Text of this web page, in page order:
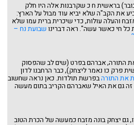
בראשית ח כ שקרבנות אלה היו חלק
את הקב"ה שלא יביא עוד מבול על הארץ:
והעלה עולות, כדי שיכרית ברית עמו שלא
כל חי כאשר עשה". ראה דברינושבועת נח –
התורה, אברהם בפרט (שים לב שהפסוק
פרק כו נאמר ליצחק), כבר הרחבנו לדון
את התורהבפרשת תולדות. כאן נראה שחשוב
זה גם את האיל שאברהם הקריב בתום מעשה
יש שמדגישים שככלל האבות לא הקריבו
גם יצחק בונה מזבח כמעשה של הכרת הטוב